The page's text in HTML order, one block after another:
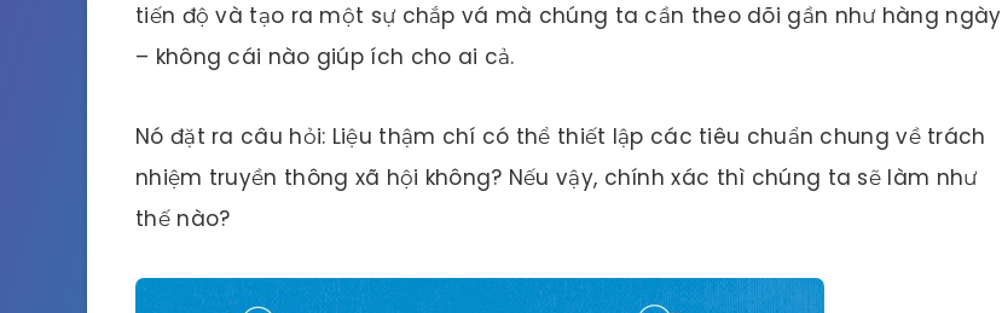
tiến độ và tạo ra một sự chắp vá mà chúng ta cần theo dõi gần như hàng ngày
– không cái nào giúp ích cho ai cả.
Nó đặt ra câu hỏi: Liệu thậm chí có thể thiết lập các tiêu chuẩn chung về trách
nhiệm truyền thông xã hội không? Nếu vậy, chính xác thì chúng ta sẽ làm như
thế nào?